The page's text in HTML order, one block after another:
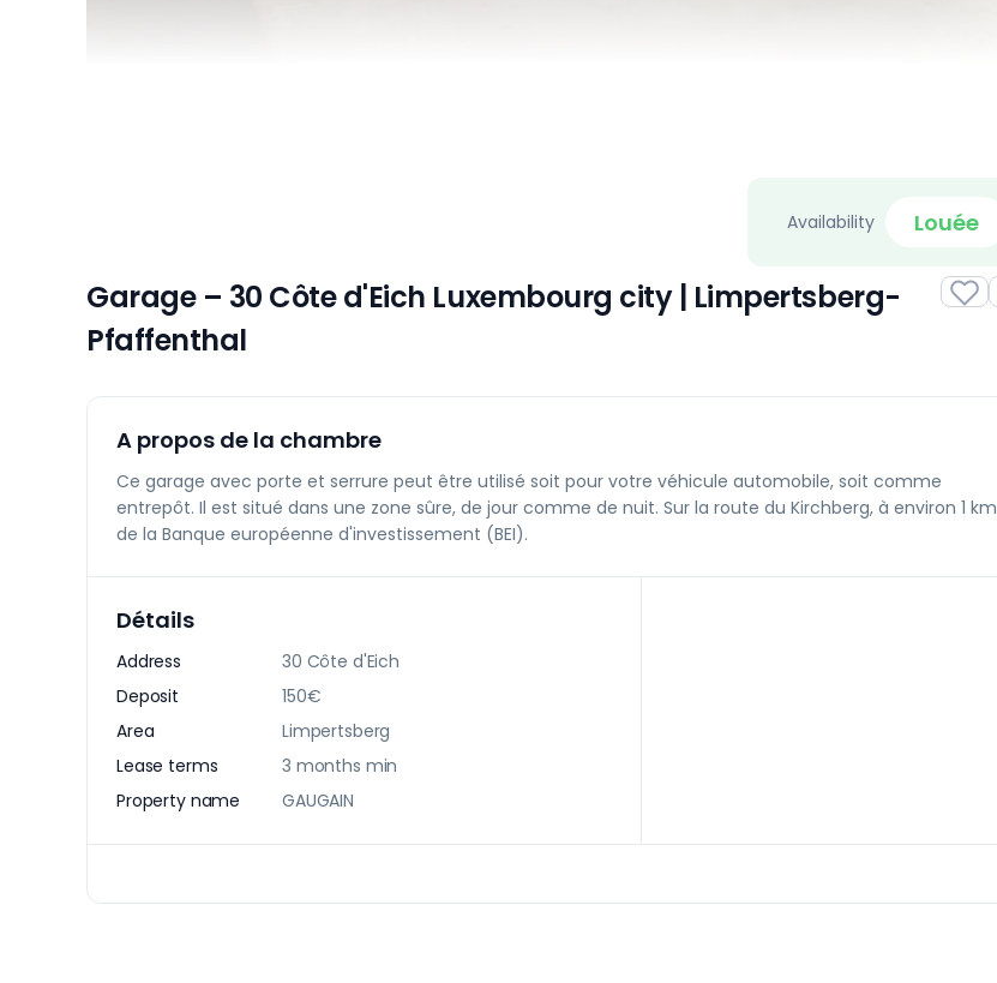
Availability Louée
Garage – 30 Côte d'Eich Luxembourg city | Limpertsberg-
Pfaffenthal
A propos de la chambre
Ce garage avec porte et serrure peut être utilisé soit pour votre véhicule automobile, soit comme
entrepôt. Il est situé dans une zone sûre, de jour comme de nuit. Sur la route du Kirchberg, à environ 1 km
de la Banque européenne d'investissement (BEI).
Détails
Address
30 Côte d'Eich
Deposit
150€
Area
Limpertsberg
Lease terms
3 months min
Property name
GAUGAIN